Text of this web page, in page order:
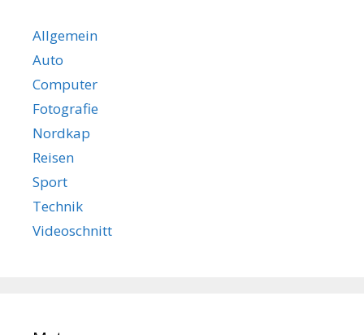
Allgemein
Auto
Computer
Fotografie
Nordkap
Reisen
Sport
Technik
Videoschnitt